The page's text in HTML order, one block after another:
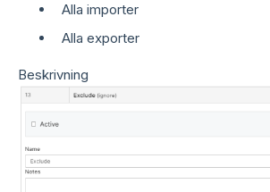
Alla importer
Alla exporter
Beskrivning